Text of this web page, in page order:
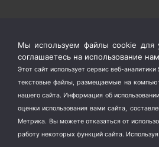
Мы используем файлы cookie для
соглашаетесь на использование
Этот сайт использует сервис веб-
текстовые файлы, размещаемые на
нашего сайта. Информация об
оценки использования вами сайта,
Метрика. Вы можете отказаться от
работу некоторых функций сайта.